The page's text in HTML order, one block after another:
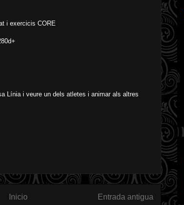
i exercicis CORE
Línia i veure un dels atletes i animar als altres
Entrada antigua
Inicio